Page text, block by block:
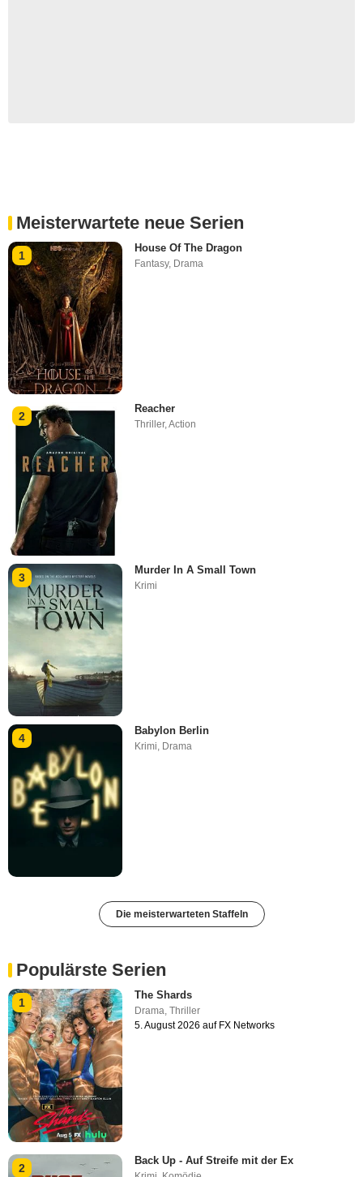
Meisterwartete neue Serien
1
House Of The Dragon
Fantasy, Drama
2
Reacher
Thriller,Action
3
Murder In A Small Town
Krimi
4
Babylon Berlin
Krimi, Drama
Die meisterwarteten Staffeln
Populärste Serien
1
The Shards
Drama,Thriller
5. August 2026 auf FX Networks
2
Back Up - Auf Streife mit der Ex